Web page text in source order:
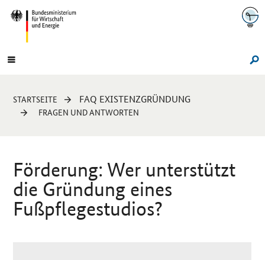
Navigation
Hauptmenü
Sie
sind
STARTSEITE FAQ EXISTENZGRÜNDUNG
FRAGEN UND ANTWORTEN
Förderung: Wer unterstützt
die Gründung eines
Fußpflegestudios?